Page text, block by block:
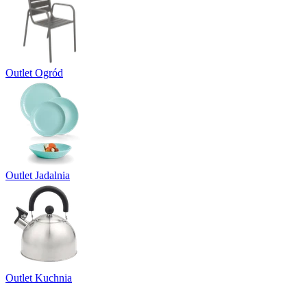
Outlet Ogród
Outlet Jadalnia
Outlet Kuchnia